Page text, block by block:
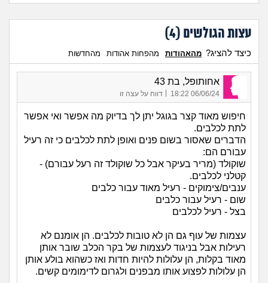
יוקר המחיה
עצות הגולשים (4
)
כיצד להציג? מהאהודות מהפחות אהודות מהחדשות
אחותופל, בת 43
06/06/24 18:22 דווח על עצה זו
חיפוש מאוד קצר בגוגל יתן לך בדיוק מה אפשר ואי אפשר
לתת לכלבים.
הדברים שאסור בשום פנים ואופן לתת לכלבים כי זה רעיל
עבורם הם:
שוקולד (מריר בעיקר אבל כל שוקולד זה רעל עבורם) -
קטלני לכלבים.
ענבים/צימוקים - רעיל מאוד עבור כלבים
שום - רעיל עבור כלבים
בצל - רעיל לכלבים
עצמות של עוף גם הן לא טובות לכלבים. הן אומנם לא
רעילות אבל בניגוד לעצמות של בקר הכלב שובר אותן
מאוד בקלות, הן עלולות להיות חדות ואז כשהוא בולע אותן
הן עלולות לפצוע אותו מבפנים ולגרום לדימומים קשים.